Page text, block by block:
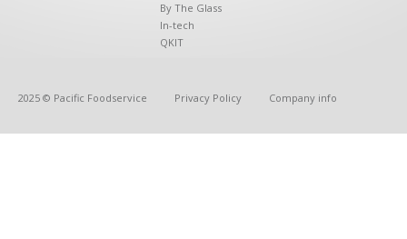
By The Glass
In-tech
QKIT
2025 © Pacific Foodservice Privacy Policy Company info